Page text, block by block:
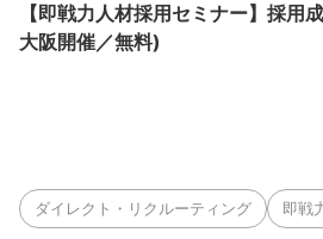
【即戦力人材採用セミナー】採
大阪開催／無料)
ダイレクト・リクルーティング 即戦